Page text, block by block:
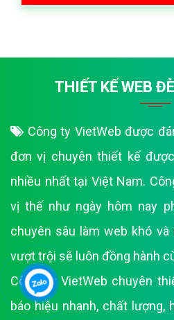
THIẾT KẾ WEB
Công ty VietWeb được
đơn vị chuyên thiết kế
nhiều nhất tại Việt Nam.
vị thế như ngày hôm nay
chuyên sâu làm web khó
vượt trội sẽ luôn đồng hành
Công Ty VietWeb chuyên
báo hiệu nhanh, chất lượng,